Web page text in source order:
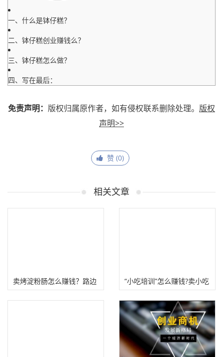
一、什么是钵仔糕？
二、钵仔糕创业赚钱么？
三、钵仔糕怎么做？
四、写在最后：
免责声明： 版权归属原作者，如有侵权联系删除处理。 版权
声明>>
赞 (0)
相关文章
卖烤淀粉肠怎么赚钱？路边
摆摊卖烤肠创业项目！
“小吃培训”怎么赚钱?卖小吃
技术配方挣钱!